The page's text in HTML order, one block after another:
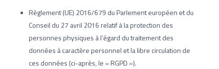
Règlement (UE) 2016/679 du Parlement européen et du
Conseil du 27 avril 2016 relatif à la protection des
personnes physiques à l’égard du traitement des
données à caractère personnel et la libre circulation de
ces données (ci-après, le « RGPD »).